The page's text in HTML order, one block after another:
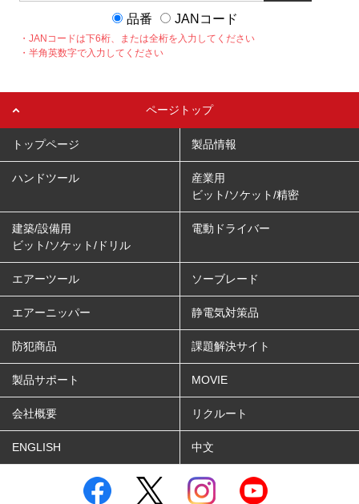
品番 JANコード
・JANコードは下6桁、または全桁を入力してください
・半角英数字で入力してください
ページトップ
トップページ 製品情報
ハンドツール
産業用
ビット/ソケット/精密
建築/設備用
ビット/ソケット/ドリル
電動ドライバー
エアーツール ソーブレード
エアーニッパー 静電気対策品
防犯商品 課題解決サイト
製品サポート MOVIE
会社概要 リクルート
ENGLISH 中文